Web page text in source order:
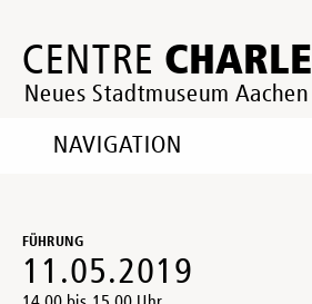
CENTRE
Neues Stadtmuseum Aachen
NAVIGATION
FÜHRUNG
11.05.2019